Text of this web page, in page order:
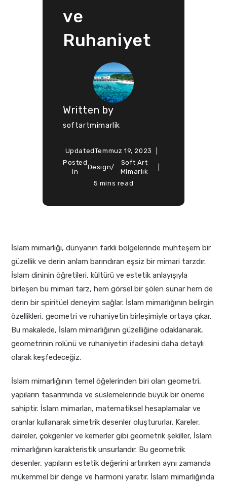
ve
Ruhaniyet
Written by
softartmimarlik
UpdatedTemmuz 19, 2023
Posted
in
Design/
Soft Art
Mimarlık
5 mins read
İslam mimarlığı, dünyanın farklı bölgelerinde muhteşem bir
güzellik ve derin anlam barındıran eşsiz bir mimari tarzdır.
İslam dininin öğretileri, kültürü ve estetik anlayışıyla
birleşen bu mimari tarz, hem görsel bir şölen sunar hem de
derin bir spiritüel deneyim sağlar. İslam mimarlığının belirgin
özellikleri, geometri ve ruhaniyetin birleşimiyle ortaya çıkar.
Bu makalede, İslam mimarlığının güzelliğine odaklanarak,
geometrinin rolünü ve ruhaniyetin ifadesini daha detaylı
olarak keşfedeceğiz.
İslam mimarlığının temel öğelerinden biri olan geometri,
yapıların tasarımında ve süslemelerinde büyük bir öneme
sahiptir. İslam mimarları, matematiksel hesaplamalar ve
oranlar kullanarak simetrik desenler oluştururlar. Kareler,
daireler, çokgenler ve kemerler gibi geometrik şekiller, İslam
mimarlığının karakteristik unsurlarıdır. Bu geometrik
desenler, yapıların estetik değerini artırırken aynı zamanda
mükemmel bir denge ve harmoni yaratır. İslam mimarlığında